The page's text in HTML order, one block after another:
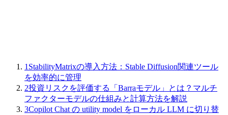
1 StabilityMatrixの導入方法：Stable Diffusion関連ツール
を効率的に管理
2投資リスクを評価する「Barraモデル」とは？マルチ
ファクターモデルの仕組みと計算方法を解説
3Copilot Chat の utility model をローカル LLM に切り替